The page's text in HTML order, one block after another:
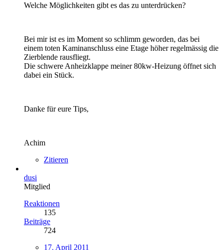
Welche Möglichkeiten gibt es das zu unterdrücken?
Bei mir ist es im Moment so schlimm geworden, das bei
einem toten Kaminanschluss eine Etage höher regelmässig die
Zierblende rausfliegt.
Die schwere Anheizklappe meiner 80kw-Heizung öffnet sich
dabei ein Stück.
Danke für eure Tips,
Achim
Zitieren
dusi
Mitglied
Reaktionen
135
Beiträge
724
17. April 2011